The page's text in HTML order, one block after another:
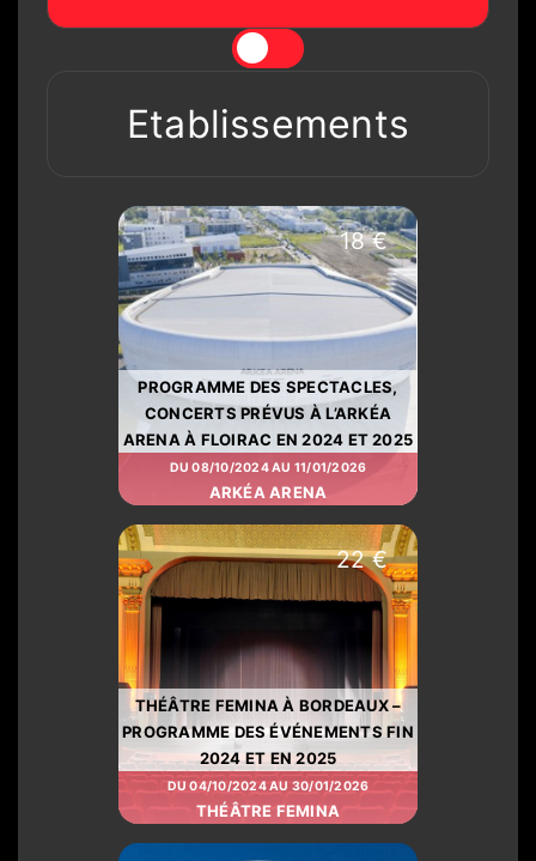
Etablissements
18 €
PROGRAMME DES SPECTACLES,
CONCERTS PRÉVUS À L’ARKÉA
ARENA À FLOIRAC EN 2024 ET 2025
DU 08/10/2024 AU 11/01/2026
ARKÉA ARENA
22 €
THÉÂTRE FEMINA À BORDEAUX –
PROGRAMME DES ÉVÉNEMENTS FIN
2024 ET EN 2025
DU 04/10/2024 AU 30/01/2026
THÉÂTRE FEMINA